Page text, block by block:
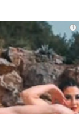
i